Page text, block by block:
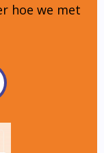
hoe we met